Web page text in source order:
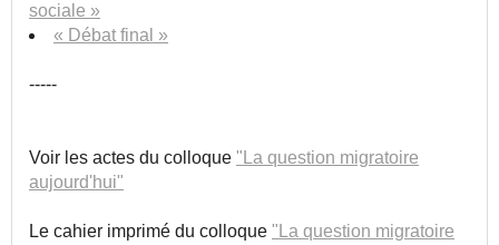
sociale »
« Débat final »
-----
Voir les actes du colloque "La question migratoire
aujourd'hui"
Le cahier imprimé du colloque "La question migratoire